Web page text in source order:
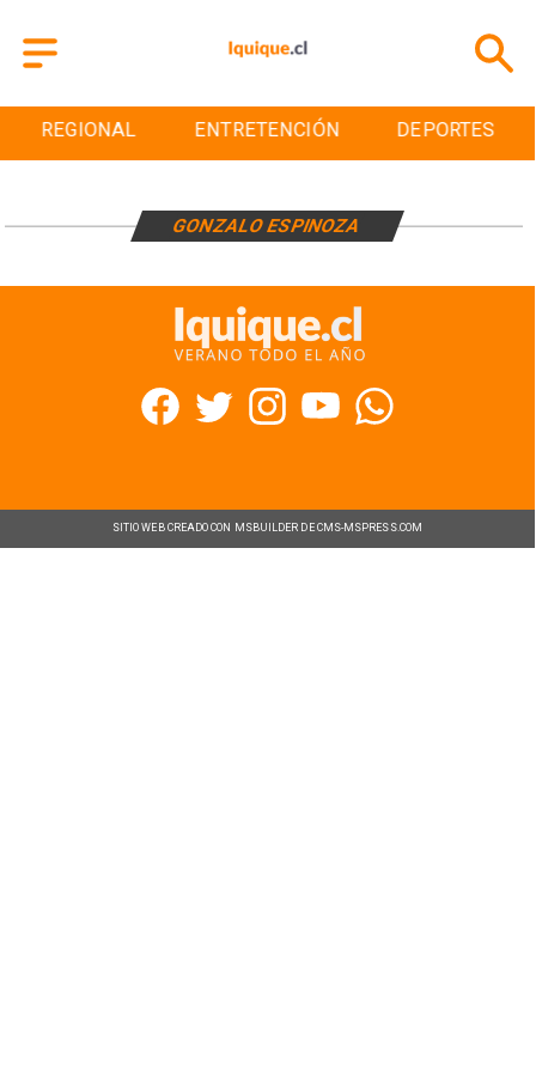
REGIONAL ENTRETENCIÓN DEPORTES
GONZALO ESPINOZA
SITIO WEB CREADO CON MSBUILDER DE CMS-MSPRESS.COM